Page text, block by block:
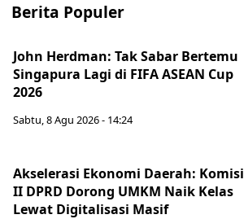
Berita Populer
John Herdman: Tak Sabar Bertemu
Singapura Lagi di FIFA ASEAN Cup
2026
Sabtu, 8 Agu 2026 - 14:24
Akselerasi Ekonomi Daerah: Komisi
II DPRD Dorong UMKM Naik Kelas
Lewat Digitalisasi Masif